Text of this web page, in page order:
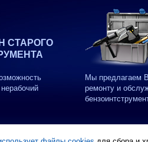
СТАРОГО
Мы предлагаем
ремонту и